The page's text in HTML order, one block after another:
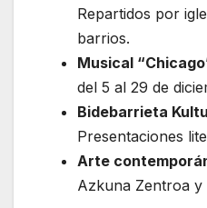
Repartidos por
barrios.
Musical
del 5 al 29 de
Bidebarrieta
Presentaciones
Arte
Azkuna Zentroa y